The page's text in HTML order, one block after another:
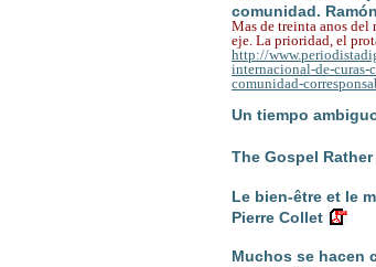
comunidad.
Mas de treinta anos del
eje. La prioridad, el
http://
internacional-de-curas-
comunidad-
Un tiempo
The Gospel
Le bien-être et le
Pierre Collet
Muchos se hacen